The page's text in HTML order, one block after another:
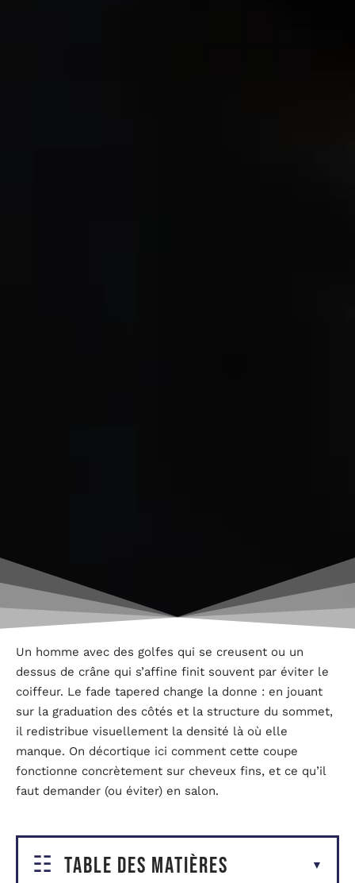
Un homme avec des golfes qui se creusent ou un
dessus de crâne qui s’affine finit souvent par éviter le
coiffeur. Le fade tapered change la donne : en jouant
sur la graduation des côtés et la structure du sommet,
il redistribue visuellement la densité là où elle
manque. On décortique ici comment cette coupe
fonctionne concrètement sur cheveux fins, et ce qu’il
faut demander (ou éviter) en salon.
Table des matières